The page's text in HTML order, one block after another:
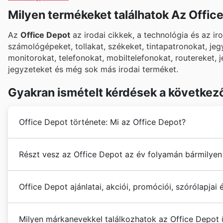
Milyen termékeket találhatok Az
Az Office Depot az irodai cikkek, a technológia és az
számológépeket, tollakat, székeket, tintapatronokat,
monitorokat, telefonokat, mobiltelefonokat, routereket,
jegyzeteket és még sok más irodai terméket.
Gyakran ismételt kérdések a
Office Depot története: Mi az Office Depot?
bevásárlóközpontban volt, Floridában. 1988-ban a
piacának meghatározó szereplője volt. 2013-ban
tevékenységük hatékonyságának növelése érdekében.
Az elmúlt években a vállalat az elsősorban az
kényelmesen és költséghatékonyan tudjanak
Magyarországon a cégnek 9 üzlete van, többségük
Részt vesz az Office Depot az év folyamán
Magyarországon. Mielőtt ellátogatna valamelyik
kuponokatésszórólapokatweboldalunkon, hogy
nyári leárazások, az iskolakezdési akciók, az őszi
Office Depot ajánlatai, akciói, promóciói, szórólapjai
Milyen márkanevekkel találkozhatok az Office Depot